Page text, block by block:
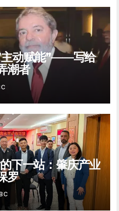
主动赋能”——写给
潮者
下一站：肇庆产业
罗